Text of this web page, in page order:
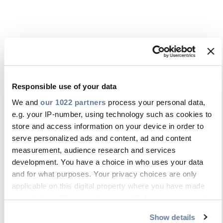
Responsible use of your data
We and our 1022 partners process your personal data,
e.g. your IP-number, using technology such as cookies to
store and access information on your device in order to
serve personalized ads and content, ad and content
measurement, audience research and services
development. You have a choice in who uses your data
and for what purposes. Your privacy choices are only
applicable on this digital property where you have made
your choices. You can change or withdraw your consent
Show details